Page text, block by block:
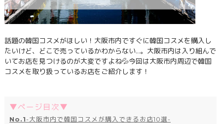
話題の韓国コスメがほしい！大阪市内ですぐに韓国コスメを購入し
たいけど、どこで売っているかわからない…。大阪市内は入り組んで
いてお店を見つけるのが大変ですよね💦今回は大阪市内周辺で韓国
コスメを取り扱っているお店をご紹介します！
▼ページ目次▼
No.1-大阪市内で韓国コスメが購入できるお店10選-